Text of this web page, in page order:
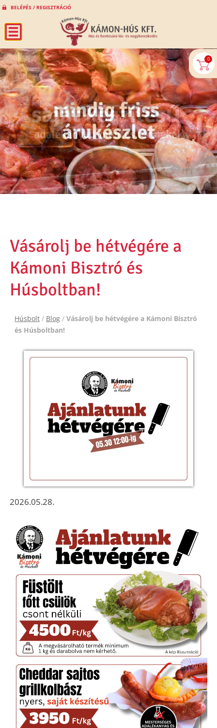
BELÉPÉS / REGISZTRÁCIÓ
0
Vásárolj be hétvégére a
Kámoni Bisztró és
Húsboltban!
Húsbolt / Blog / Vásárolj be hétvégére a Kámoni Bisztró
és Húsboltban!
2026.05.28.